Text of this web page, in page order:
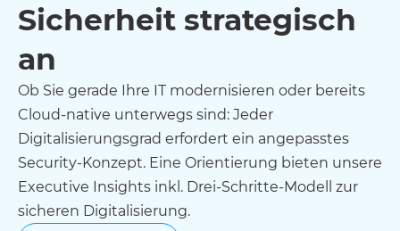
Sicherheit strategisch
an
Ob Sie gerade Ihre IT modernisieren oder bereits
Cloud-native unterwegs sind: Jeder
Digitalisierungsgrad erfordert ein angepasstes
Security-Konzept. Eine Orientierung bieten unsere
Executive Insights inkl. Drei-Schritte-Modell zur
sicheren Digitalisierung.